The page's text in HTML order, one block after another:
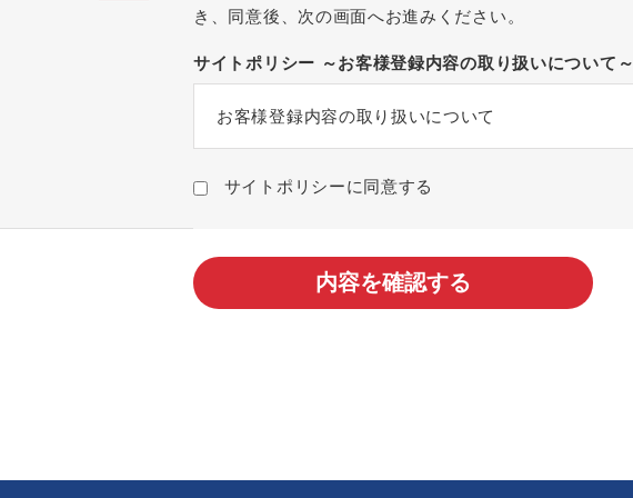
き、同意後、次の画面へお進みください。
サイトポリシー ～お客様登録内容の取り扱いについて～
お客様登録内容の取り扱いについて
サイトポリシーに同意する
内容を確認する